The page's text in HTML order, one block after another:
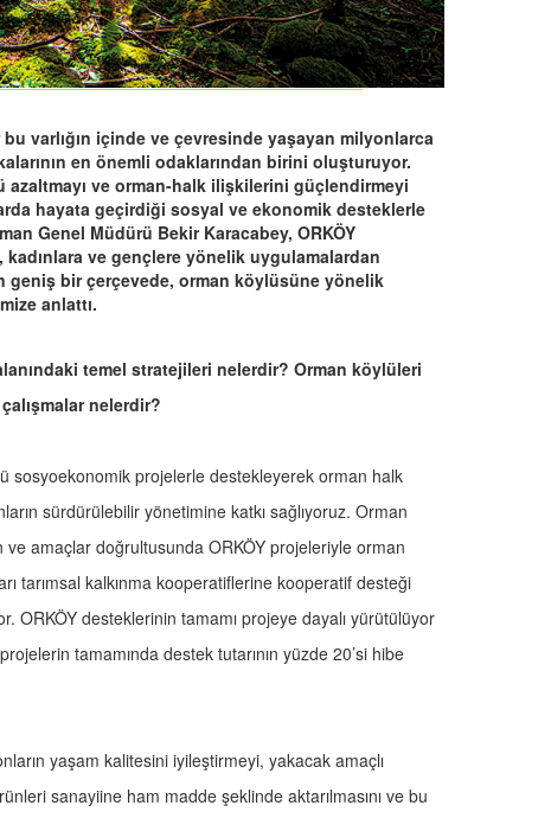
bu varlığın içinde ve çevresinde yaşayan milyonlarca
en önemli odaklarından birini oluşturuyor.
azaltmayı ve orman-halk ilişkilerini güçlendirmeyi
hayata geçirdiği sosyal ve ekonomik desteklerle
Genel Müdürü Bekir Karacabey, ORKÖY
ve gençlere yönelik uygulamalardan
bir çerçevede, orman köylüsüne yönelik
anlattı.
temel stratejileri nelerdir? Orman köylüleri
nelerdir?
sosyoekonomik projelerle destekleyerek orman halk
sürdürülebilir yönetimine katkı sağlıyoruz. Orman
amaçlar doğrultusunda ORKÖY projeleriyle orman
tarımsal kalkınma kooperatiflerine kooperatif desteği
ORKÖY desteklerinin tamamı projeye dayalı yürütülüyor
tamamında destek tutarının yüzde 20’si hibe
yaşam kalitesini iyileştirmeyi, yakacak amaçlı
sanayiine ham madde şeklinde aktarılmasını ve bu